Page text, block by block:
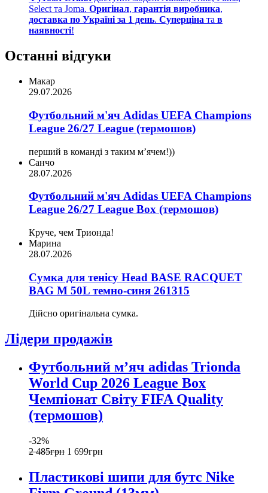
Select та Joma. Оригінал, гарантія виробника,
доставка по Україні за 1 день. Суперціна та в
наявності!
Останні відгуки
Макар
29.07.2026
Футбольний м'яч Adidas UEFA Champions
League 26/27 League (термошов)
перший в команді з таким мʼячем!))
Санчо
28.07.2026
Футбольний м'яч Adidas UEFA Champions
League 26/27 League Box (термошов)
Круче, чем Трионда!
Марина
28.07.2026
Сумка для тенісу Head BASE RACQUET
BAG M 50L темно-синя 261315
Дійсно оригінальна сумка.
Лідери продажів
Футбольний м’яч adidas Trionda
World Cup 2026 League Box
Чемпіонат Світу FIFA Quality
(термошов)
-32%
2 485грн 1 699грн
Пластикові шипи для бутс Nike